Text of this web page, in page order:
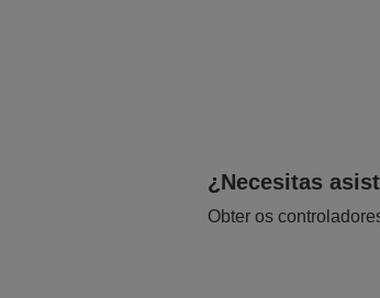
¿Necesitas
Obter os